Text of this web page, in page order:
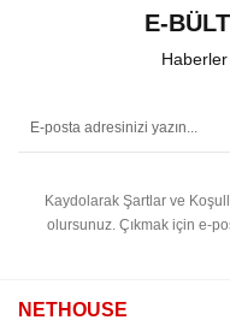
E-
Kaydolarak Şartlar ve
olursunuz. Çıkmak için e-
NETHOUSE